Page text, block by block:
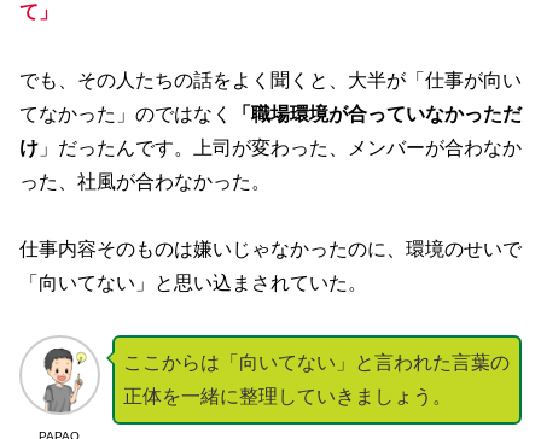
て」
でも、その人たちの話をよく聞くと、大半が「仕事が向い
てなかった」のではなく
「職場環境が合っていなかっただ
け 」だったんです。上司が変わった、メンバーが合わなか
った、社風が合わなかった。
仕事内容そのものは嫌いじゃなかったのに、環境のせいで
「向いてない」と思い込まされていた。
ここからは「向いてない」と言われた言葉の
正体を一緒に整理していきましょう。